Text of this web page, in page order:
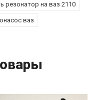
резонатор на ваз 2110
ваз